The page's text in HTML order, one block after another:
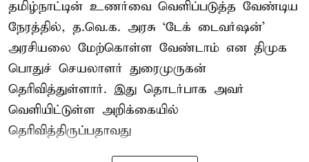
தமிழ்நாட்டின் உணர்வை வெளிப்படுத்த வேண்டிய
நேரத்தில், த.வெ.க. அரசு ‘டேக் டைவர்ஷன்’
அரசியலை மேற்கொள்ள வேண்டாம் என திமுக
பொதுச் செயலாளர் துரைமுருகன்
தெரிவித்துள்ளார். இது தொடர்பாக அவர்
வெளியிட்டுள்ள அறிக்கையில்
தெரிவித்திருப்பதாவது